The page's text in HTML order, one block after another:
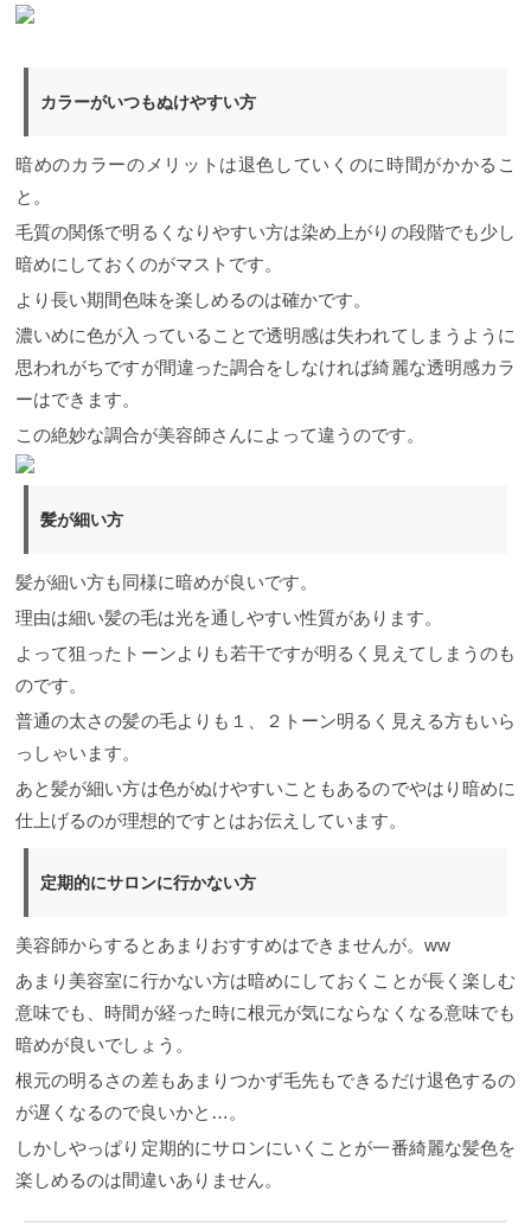
カラーがいつもぬけやすい方
暗めのカラーのメリットは退色していくのに時間がかかるこ
と。
毛質の関係で明るくなりやすい方は染め上がりの段階でも少し
暗めにしておくのがマストです。
より長い期間色味を楽しめるのは確かです。
濃いめに色が入っていることで透明感は失われてしまうように
思われがちですが間違った調合をしなければ綺麗な透明感カラ
ーはできます。
この絶妙な調合が美容師さんによって違うのです。
髪が細い方
髪が細い方も同様に暗めが良いです。
理由は細い髪の毛は光を通しやすい性質があります。
よって狙ったトーンよりも若干ですが明るく見えてしまうのも
のです。
普通の太さの髪の毛よりも１、２トーン明るく見える方もいら
っしゃいます。
あと髪が細い方は色がぬけやすいこともあるのでやはり暗めに
仕上げるのが理想的ですとはお伝えしています。
定期的にサロンに行かない方
美容師からするとあまりおすすめはできませんが。ww
あまり美容室に行かない方は暗めにしておくことが長く楽しむ
意味でも、時間が経った時に根元が気にならなくなる意味でも
暗めが良いでしょう。
根元の明るさの差もあまりつかず毛先もできるだけ退色するの
が遅くなるので良いかと…。
しかしやっぱり定期的にサロンにいくことが一番綺麗な髪色を
楽しめるのは間違いありません。